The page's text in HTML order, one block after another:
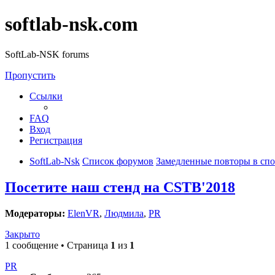
softlab-nsk.com
SoftLab-NSK forums
Пропустить
Ссылки
FAQ
Вход
Регистрация
SoftLab-Nsk Список форумов Замедленные повторы в
Посетите наш стенд на CSTB'2018
Модераторы: ElenVR, Людмила, PR
Закрыто
1 сообщение • Страница 1 из 1
PR